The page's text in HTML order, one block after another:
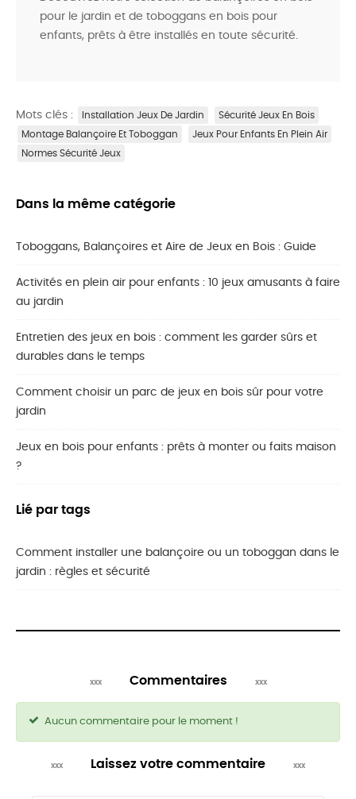
pour le jardin et de toboggans en bois pour
enfants, prêts à être installés en toute sécurité.
Mots clés : Installation Jeux De Jardin
Sécurité Jeux En Bois
Montage Balançoire Et Toboggan
Jeux Pour Enfants En Plein Air
Normes Sécurité Jeux
Dans la même catégorie
Toboggans, Balançoires et Aire de Jeux en Bois : Guide
Activités en plein air pour enfants : 10 jeux amusants à faire
au jardin
Entretien des jeux en bois : comment les garder sûrs et
durables dans le temps
Comment choisir un parc de jeux en bois sûr pour votre
jardin
Jeux en bois pour enfants : prêts à monter ou faits maison
?
Lié par tags
Comment installer une balançoire ou un toboggan dans le
jardin : règles et sécurité
Commentaires
Aucun commentaire pour le moment !
Laissez votre commentaire